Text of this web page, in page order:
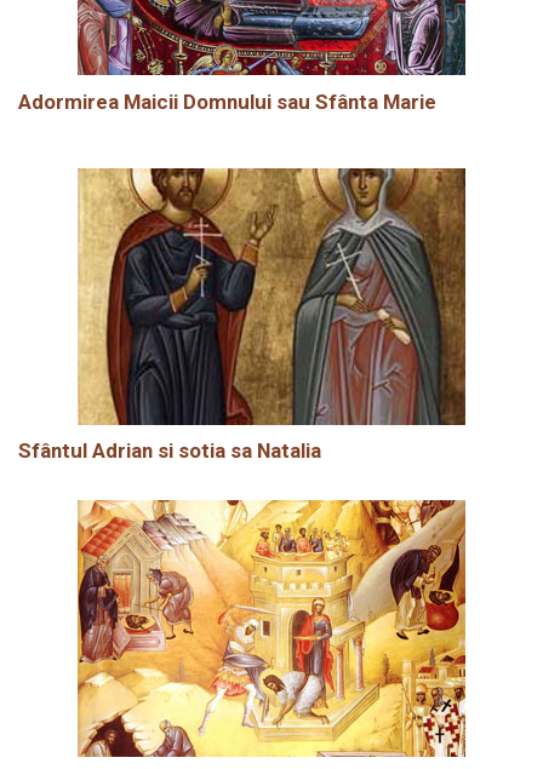
Adormirea Maicii Domnului sau Sfânta Marie
Sfântul Adrian si sotia sa Natalia